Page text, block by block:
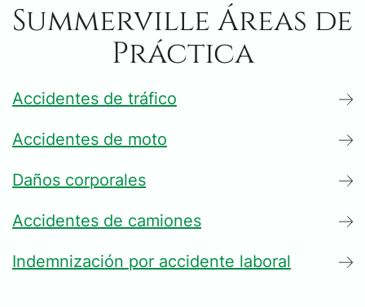
Summerville Áreas de
Práctica
Accidentes de tráfico
Accidentes de moto
Daños corporales
Accidentes de camiones
Indemnización por accidente laboral